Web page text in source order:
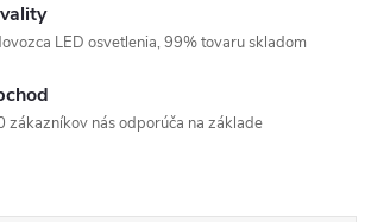
LED osvetlenia, 99% tovaru skladom
zákazníkov nás odporúča na základe